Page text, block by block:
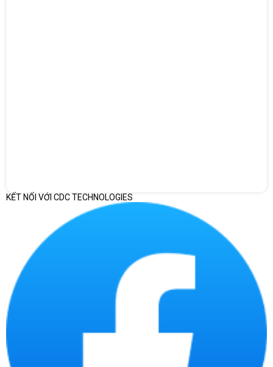
Santak C3KR sử dụng thiết kế điện tử mới cách điện và cách
nhiệt. Thông qua việc sử dụng chất bán dẫn mạnh mẽ và công
nghệ điều khiển DSP chuyển đổi kép tiên tiến, Santak C3KR sẽ
KẾT NỐI VỚI CDC TECHNOLOGIES